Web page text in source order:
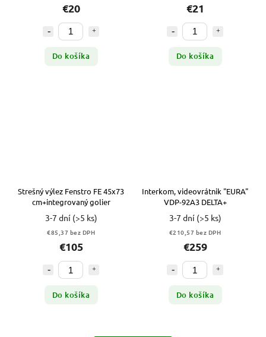
€20
Do košíka
€21
Do košíka
Strešný výlez Fenstro FE 45x73
cm+integrovaný golier
3-7 dní (>5 ks)
€85,37 bez DPH
€105
Do košíka
Interkom, videovrátnik "EURA"
VDP-92A3 DELTA+
3-7 dní (>5 ks)
€210,57 bez DPH
€259
Do košíka